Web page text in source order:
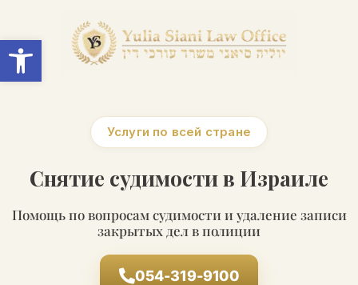
Open toolbar
Услуги по всей стране
Снятие судимости в Израиле
Помощь по вопросам судимости и удаление записи
закрытых дел в полиции
054-319-9100